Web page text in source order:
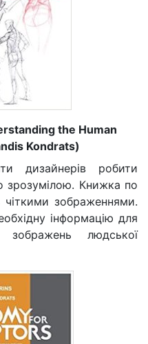
the Human
Kondrats)
дизайнерів робити
зрозумілою. Книжка по
чіткими зображеннями.
інформацію для
зображень людської